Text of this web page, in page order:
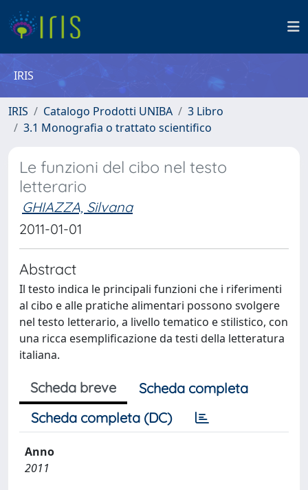
IRIS
IRIS Catalogo Prodotti UNIBA
3 Libro
3.1 Monografia o trattato scientifico
Le funzioni del cibo nel testo
letterario
GHIAZZA, Silvana
2011-01-01
Abstract
Il testo indica le principali funzioni che i riferimenti
al cibo e alle pratiche alimentari possono svolgere
nel testo letterario, a livello tematico e stilistico, con
una ricca esemplificazione da testi della letteratura
italiana.
Scheda breve
Scheda completa
Scheda completa (DC)
Anno
2011